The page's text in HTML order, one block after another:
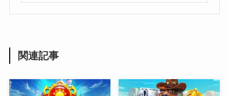
関連記事